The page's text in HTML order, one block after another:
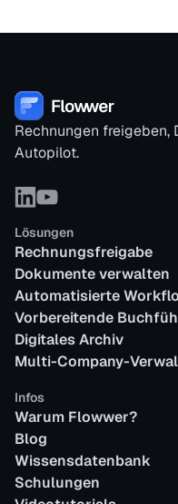
Rechnungen
Autopilot.
Lösungen
Rechnungsfreigabe
Dokumente verwalten
Automatisierte
Vorbereitende
Digitales Archiv
Multi-Company-
Infos
Warum Flowwer?
Blog
Wissensdatenbank
Schulungen